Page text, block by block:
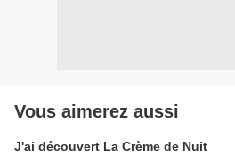
Vous aimerez aussi
J'ai découvert La Crème de Nuit